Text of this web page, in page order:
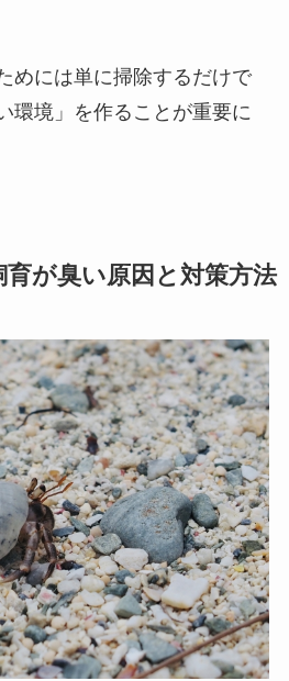
めには単に掃除するだけで
環境」を作ることが重要に
が臭い原因と対策方法